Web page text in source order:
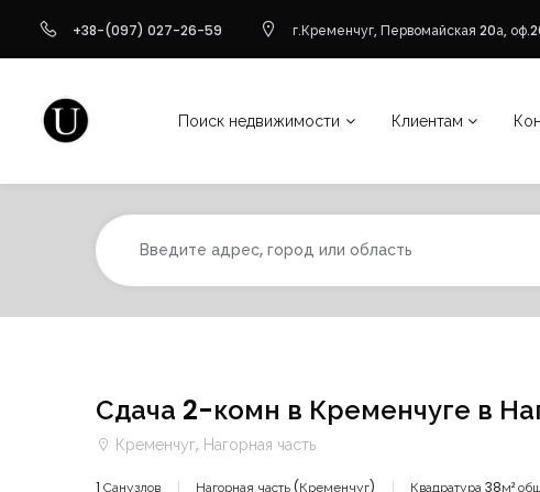
+38-(097) 027-26-59 г.Кременчуг, Первомайская 20а,
Поиск недвижимости Клиентам
Сдача 2-комн в Кременчуге в
Кременчуг, Нагорная часть
1 Санузлов Нагорная часть (Кременчуг) Квадратура 38м²